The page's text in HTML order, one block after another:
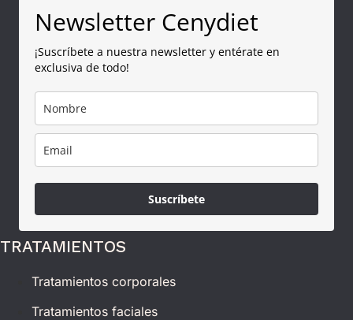
Newsletter Cenydiet
¡Suscríbete a nuestra newsletter y entérate en
exclusiva de todo!
Suscríbete
TRATAMIENTOS
Tratamientos corporales
Tratamientos faciales